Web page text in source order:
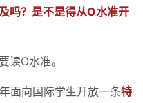
吗？是不是得从O水准开
读O水准。
面向国际学生开放一条特